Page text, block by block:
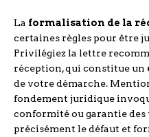
La formalisation de la
certaines règles pour être
Privilégiez la lettre
réception, qui constitue un
de votre démarche.
fondement juridique
conformité ou garantie des
précisément le défaut et